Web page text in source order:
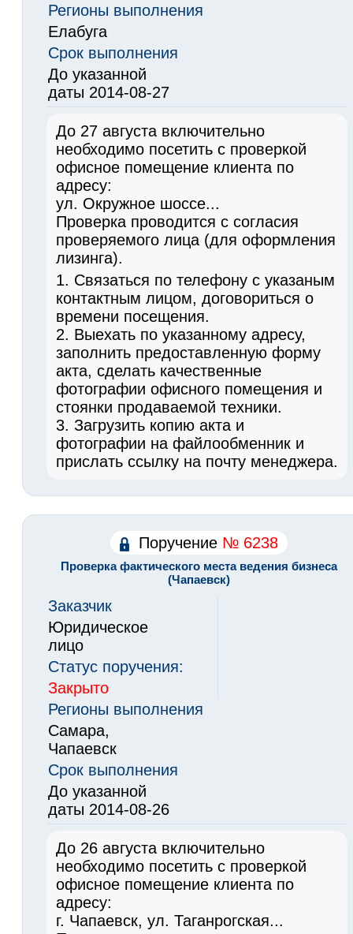
Регионы выполнения
Елабуга
Срок выполнения
До указанной
даты 2014-08-27
До 27 августа включительно
необходимо посетить с проверкой
офисное помещение клиента по
адресу:
ул. Окружное шоссе...
Проверка проводится с согласия
проверяемого лица (для оформления
лизинга).
1. Связаться по телефону с указаным
контактным лицом, договориться о
времени посещения.
2. Выехать по указанному адресу,
заполнить предоставленную форму
акта, сделать качественные
фотографии офисного помещения и
стоянки продаваемой техники.
3. Загрузить копию акта и
фотографии на файлообменник и
прислать ссылку на почту менеджера.
Поручение № 6238
Проверка фактического места ведения бизнеса
(Чапаевск)
Заказчик
Юридическое
лицо
Статус поручения:
Закрыто
Регионы выполнения
Самара,
Чапаевск
Срок выполнения
До указанной
даты 2014-08-26
До 26 августа включительно
необходимо посетить с проверкой
офисное помещение клиента по
адресу:
г. Чапаевск, ул. Таганрогская...